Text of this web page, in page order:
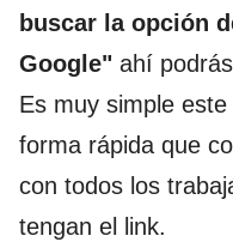
buscar la opción
Google" ahí
Es muy simple
forma rápida que
con todos los
tengan el link.